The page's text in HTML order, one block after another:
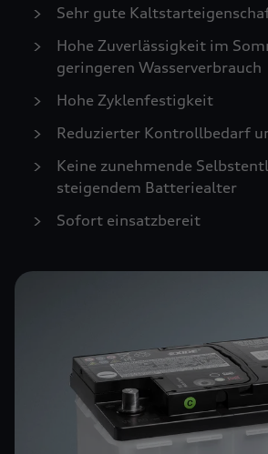
Sehr gute
Hohe Zuverlässigkeit im
geringeren Wasserverbrauch
Hohe Zyklenfestigkeit
Reduzierter Kontrollbedarf
Keine zunehmende
steigendem Batteriealter
Sofort einsatzbereit